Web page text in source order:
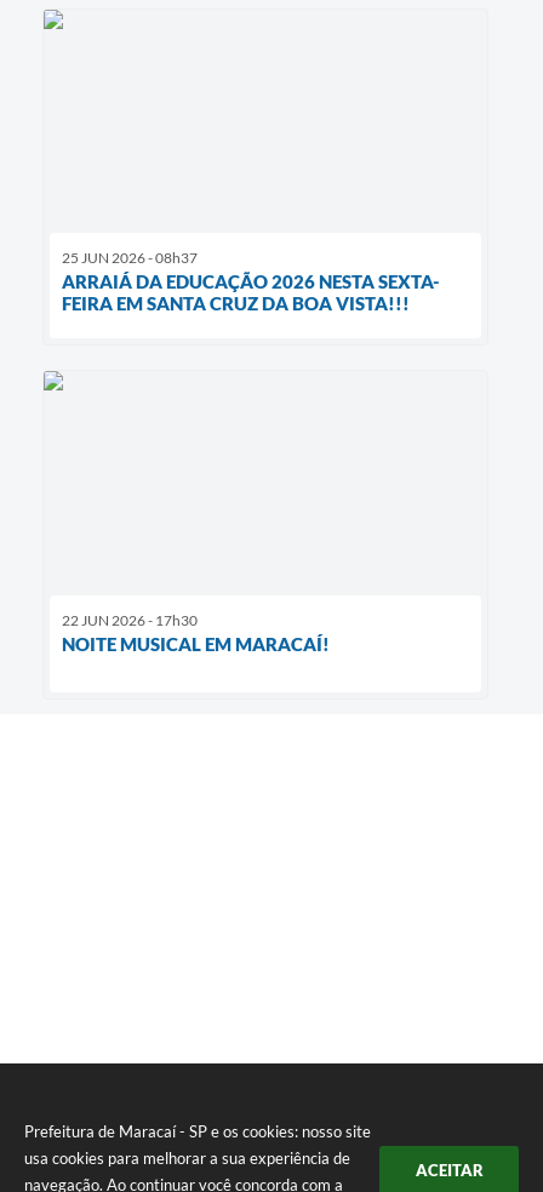
Prefeitura de Maracaí - SP e os cookies: nosso site
usa cookies para melhorar a sua experiência de
navegação. Ao continuar você concorda com a
ACEITAR
25 JUN 2026 - 08h37
ARRAIÁ DA EDUCAÇÃO 2026 NESTA SEXTA-
FEIRA EM SANTA CRUZ DA BOA VISTA!!!
22 JUN 2026 - 17h30
NOITE MUSICAL EM MARACAÍ!